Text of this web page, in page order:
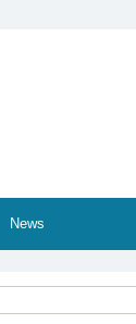
News